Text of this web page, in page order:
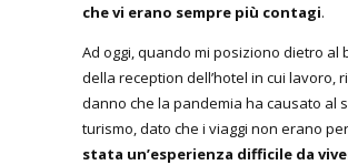
che vi erano sempre più contagi.
Ad oggi, quando mi posiziono dietro al
della reception dell’hotel in cui lavoro,
danno che la pandemia ha causato al
turismo, dato che i viaggi non erano
stata un’esperienza difficile da